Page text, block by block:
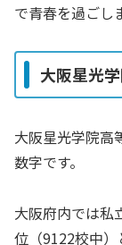
で青春を過ごし
大阪星光
大阪星光学院高
数字です。
大阪府内では私
位（9122校中）